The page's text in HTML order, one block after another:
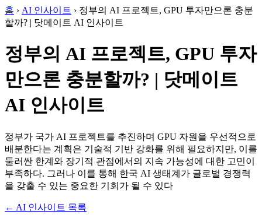
홈 › AI 인사이트 › 정부의 AI 프로젝트, GPU 투자만으론 충분
할까? | 닷메이트 AI 인사이트
정부의 AI 프로젝트, GPU 투자
만으론 충분할까? | 닷메이트
AI 인사이트
정부가 국가 AI 프로젝트를 추진하며 GPU 자원을 우선적으로
배분한다는 계획은 기술적 기반 강화를 위해 필요하지만, 이를
둘러싼 한계와 장기적 관점에서의 지속 가능성에 대한 고민이
부족하다. 그러나 이를 통해 한국 AI 생태계가 글로벌 경쟁력
을 갖출 수 있는 중요한 기회가 될 수 있다
← AI 인사이트 목록